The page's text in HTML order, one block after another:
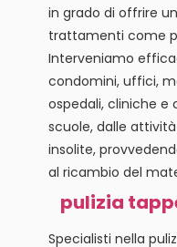
in grado di offrire
trattamenti come
Interveniamo
condomini, uffici,
ospedali, cliniche e
scuole, dalle
insolite,
al ricambio del
pulizia
Specialisti nella